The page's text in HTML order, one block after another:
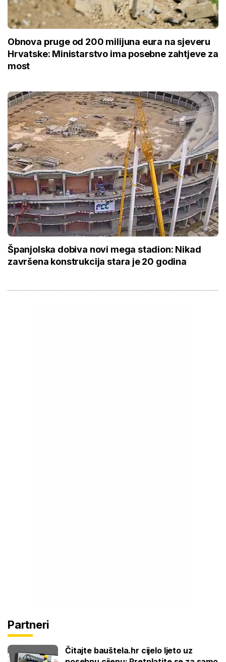
Obnova pruge od 200 milijuna eura na sjeveru
Hrvatske: Ministarstvo ima posebne zahtjeve za
most
Španjolska dobiva novi mega stadion: Nikad
završena konstrukcija stara je 20 godina
Partneri
Čitajte bauštela.hr cijelo ljeto uz